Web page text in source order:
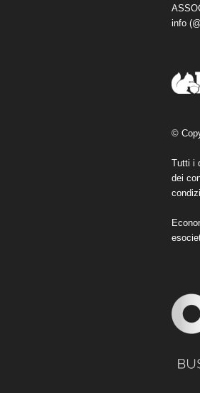
info
©
Tutti i
dei